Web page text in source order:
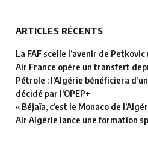
ARTICLES RÉCENTS
La FAF scelle l’avenir de
Air France opére un transfert
Pétrole : l’Algérie bénéficiera
décidé par l’OPEP+
« Béjaïa, c’est le Monaco de
Air Algérie lance une formation